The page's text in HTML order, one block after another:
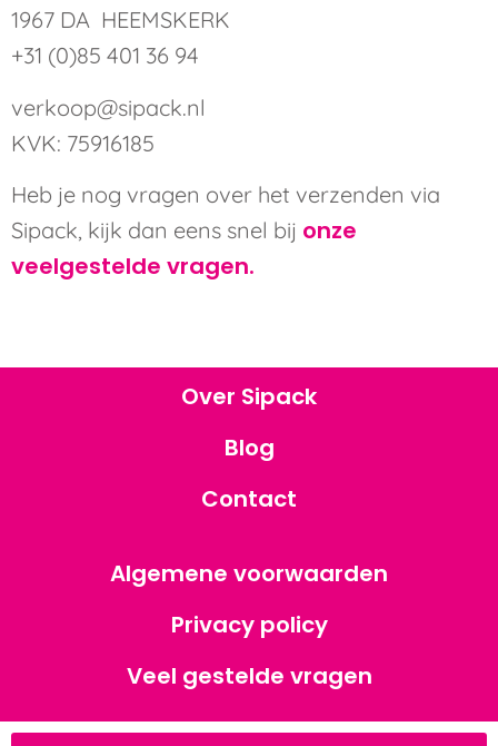
1967 DA HEEMSKERK
+31 (0)85 401 36 94
verkoop@sipack.nl
KVK: 75916185
Heb je nog vragen over het verzenden via
Sipack, kijk dan eens snel bij onze
veelgestelde vragen.
Over Sipack
Blog
Contact
Algemene voorwaarden
Privacy policy
Veel gestelde vragen